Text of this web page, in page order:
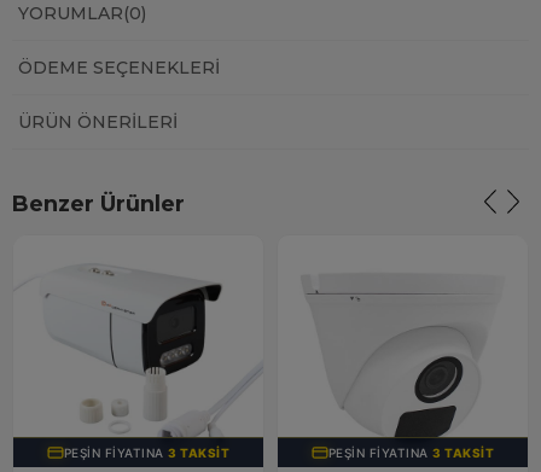
YORUMLAR(0)
ÖDEME SEÇENEKLERI
ÜRÜN ÖNERILERI
Benzer Ürünler
PEŞIN FIYATINA3 TAKSIT PEŞIN FIYATINA3 TAKSIT